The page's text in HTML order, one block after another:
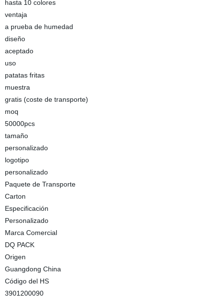
hasta 10 colores
ventaja
a prueba de humedad
diseño
aceptado
uso
patatas fritas
muestra
gratis (coste de transporte)
moq
50000pcs
tamaño
personalizado
logotipo
personalizado
Paquete de Transporte
Carton
Especificación
Personalizado
Marca Comercial
DQ PACK
Origen
Guangdong China
Código del HS
3901200090